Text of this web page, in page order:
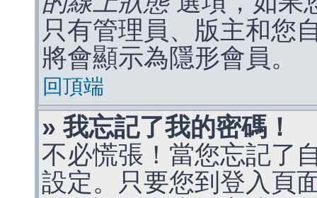
只有管理員、版主和您
將會顯示為隱形會員。
回頂端
» 我忘記了我的密碼！
不必慌張！當您忘記了
設定。只要您到登入頁